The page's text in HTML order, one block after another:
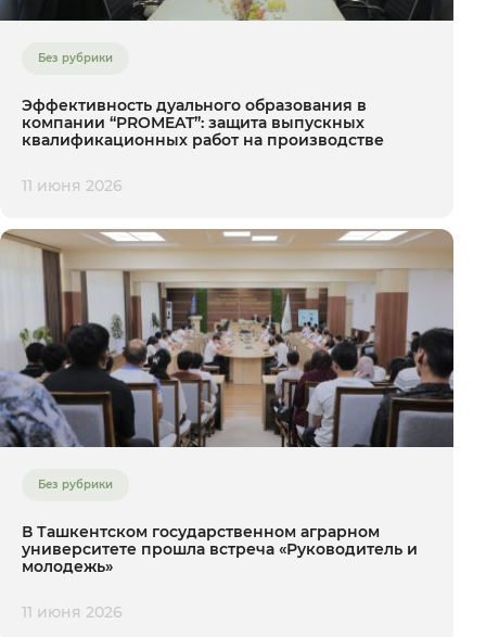
Без рубрики
Эффективность дуального образования в
компании “PROMEAT”: защита выпускных
квалификационных работ на производстве
11 июня 2026
Без рубрики
В Ташкентском государственном аграрном
университете прошла встреча «Руководитель и
молодежь»
11 июня 2026